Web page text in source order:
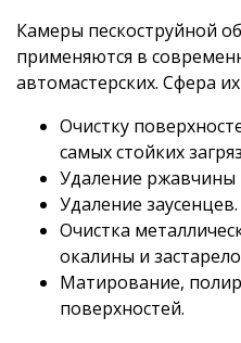
Камеры пескоструйной
применяются в
автомастерских. Сфера
Очистку
самых стойких
Удаление ржавчины
Удаление заусенцев.
Очистка
окалины и
Матирование,
поверхностей.